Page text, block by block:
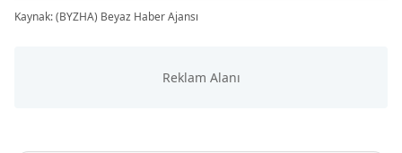
Kaynak: (BYZHA) Beyaz Haber Ajansı